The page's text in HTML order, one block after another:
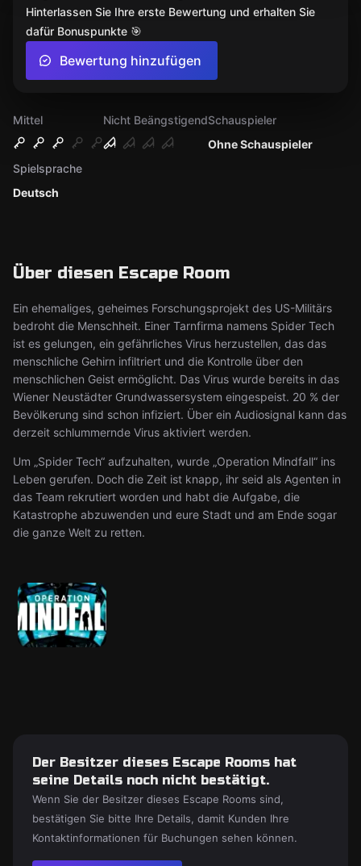
Mittel
Nicht Beängstigend
Ohne Schauspieler
Schauspieler
Deutsch
Spielsprache
Über diesen Escape Room
Ein ehemaliges, geheimes Forschungsprojekt des US-Militärs
bedroht die Menschheit. Einer Tarnfirma namens Spider Tech
ist es gelungen, ein gefährliches Virus herzustellen, das das
menschliche Gehirn infiltriert und die Kontrolle über den
menschlichen Geist ermöglicht. Das Virus wurde bereits in das
Wiener Neustädter Grundwassersystem eingespeist. 20 % der
Bevölkerung sind schon infiziert. Über ein Audiosignal kann das
derzeit schlummernde Virus aktiviert werden.
Um „Spider Tech“ aufzuhalten, wurde „Operation Mindfall“ ins
Leben gerufen. Doch die Zeit ist knapp, ihr seid als Agenten in
das Team rekrutiert worden und habt die Aufgabe, die
Katastrophe abzuwenden und eure Stadt und am Ende sogar
die ganze Welt zu retten.
Hinterlassen Sie Ihre erste Bewertung und erhalten Sie
dafür Bonuspunkte 🎯
Bewertung hinzufügen
Der Besitzer dieses Escape Rooms hat
seine Details noch nicht bestätigt.
Wenn Sie der Besitzer dieses Escape Rooms sind,
bestätigen Sie bitte Ihre Details, damit Kunden Ihre
Kontaktinformationen für Buchungen sehen können.